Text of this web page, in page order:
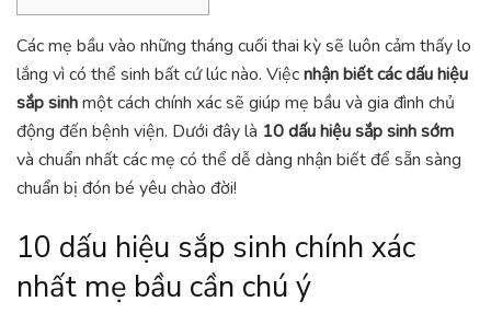
Các mẹ bầu vào những tháng cuối thai kỳ sẽ luôn cảm thấy lo
lắng vì có thể sinh bất cứ lúc nào. Việcnhận biết cácdấu hiệu
sắp sinhmột cách chính xác sẽ giúp mẹ bầu và gia đình chủ
động đến bệnh viện. Dưới đây là 10 dấu hiệu sắp sinh sớm
và chuẩn nhất các mẹ có thể dễ dàng nhận biết để sẵn sàng
chuẩn bị đón bé yêu chào đời!
10 dấu hiệu sắp sinh chính xác
nhất mẹ bầu cần chú ý